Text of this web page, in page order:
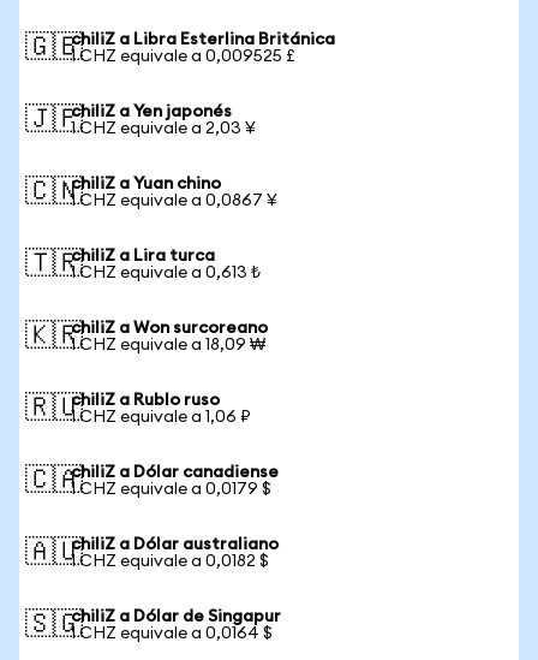
🇬🇧chiliZ a Libra Esterlina Británica
1 CHZ equivale a 0,009525 £
🇯🇵chiliZ a Yen japonés
1 CHZ equivale a 2,03 ¥
🇨🇳chiliZ a Yuan chino
1 CHZ equivale a 0,0867 ¥
🇹🇷chiliZ a Lira turca
1 CHZ equivale a 0,613 ₺
🇰🇷chiliZ a Won surcoreano
1 CHZ equivale a 18,09 ₩
🇷🇺chiliZ a Rublo ruso
1 CHZ equivale a 1,06 ₽
🇨🇦chiliZ a Dólar canadiense
1 CHZ equivale a 0,0179 $
🇦🇺chiliZ a Dólar australiano
1 CHZ equivale a 0,0182 $
🇸🇬chiliZ a Dólar de Singapur
1 CHZ equivale a 0,0164 $